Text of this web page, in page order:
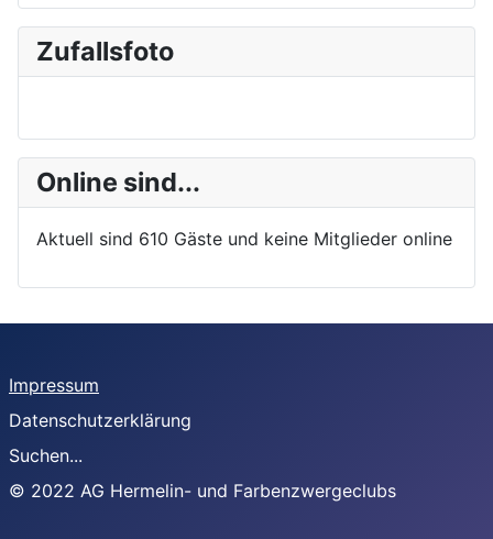
Zufallsfoto
Online sind...
Aktuell sind 610 Gäste und keine Mitglieder online
Impressum
Datenschutzerklärung
Suchen...
© 2022 AG Hermelin- und Farbenzwergeclubs